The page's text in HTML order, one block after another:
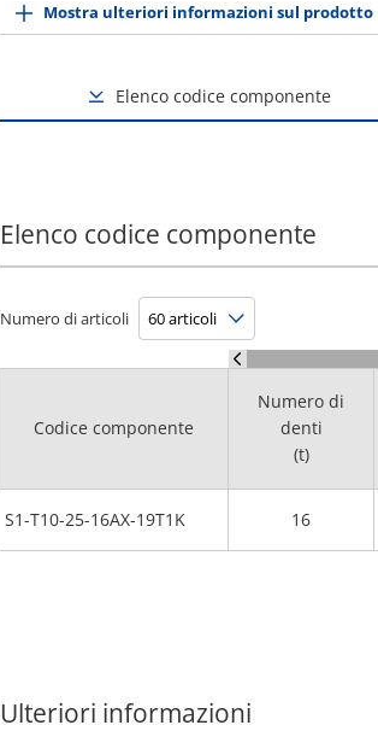
Mostra ulteriori informazioni sul prodotto
Elenco codice componente
Elenco codice componente
Numero di articoli
Codice componente
S1-T10-25-16AX-19T1K
Numero di
denti
(t)
16
Ulteriori informazioni